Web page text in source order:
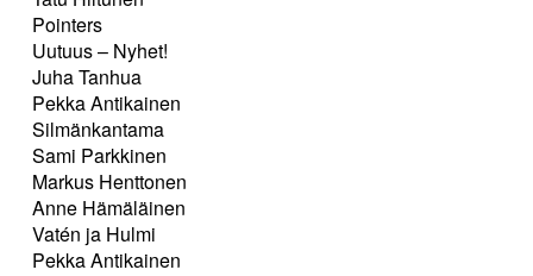
Pointers
Uutuus – Nyhet!
Juha Tanhua
Pekka Antikainen
Silmänkantama
Sami Parkkinen
Markus Henttonen
Anne Hämäläinen
Vatén ja Hulmi
Pekka Antikainen